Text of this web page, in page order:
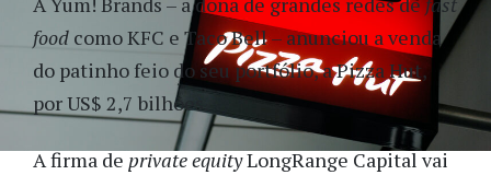
food como KFC e Taco Bell – anunciou a venda
do patinho feio do seu portfólio, a Pizza Hut,
por US$ 2,7 bilhões.
A firma de private equityLongRange Capital vai